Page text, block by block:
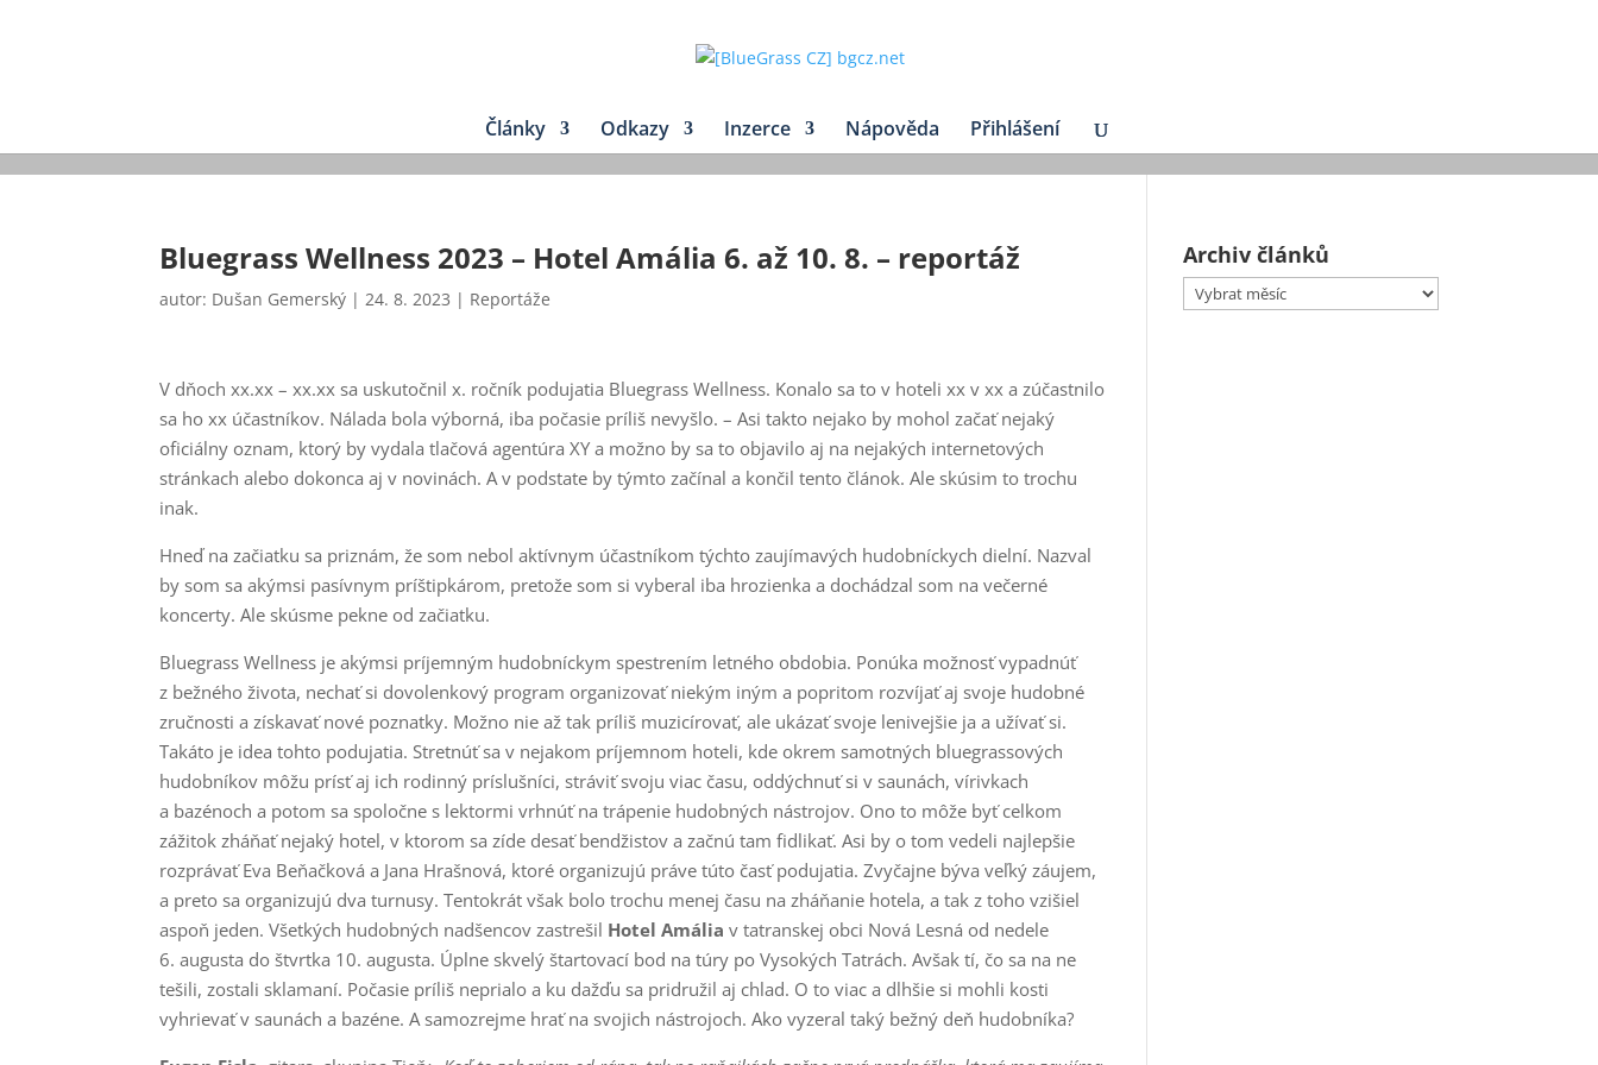
Bluegrass Wellness 2023 – Hotel Amália 6. až 10. 8. – reportáž
autor: Dušan Gemerský |24. 8. 2023 | Reportáže
V dňoch xx.xx – xx.xx sa uskutočnil x. ročník podujatia Bluegrass Wellness. Konalo sa to v hoteli xx v xx a zúčastnilo
sa ho xx účastníkov. Nálada bola výborná, iba počasie príliš nevyšlo. – Asi takto nejako by mohol začať nejaký
oficiálny oznam, ktorý by vydala tlačová agentúra XY a možno by sa to objavilo aj na nejakých internetových
stránkach alebo dokonca aj v novinách. A v podstate by týmto začínal a končil tento článok. Ale skúsim to trochu
inak.
Hneď na začiatku sa priznám, že som nebol aktívnym účastníkom týchto zaujímavých hudobníckych dielní. Nazval
by som sa akýmsi pasívnym príštipkárom, pretože som si vyberal iba hrozienka a dochádzal som na večerné
koncerty. Ale skúsme pekne od začiatku.
Bluegrass Wellness je akýmsi príjemným hudobníckym spestrením letného obdobia. Ponúka možnosť vypadnúť
z bežného života, nechať si dovolenkový program organizovať niekým iným a popritom rozvíjať aj svoje hudobné
zručnosti a získavať nové poznatky. Možno nie až tak príliš muzicírovať, ale ukázať svoje lenivejšie ja a užívať si.
Takáto je idea tohto podujatia. Stretnúť sa v nejakom príjemnom hoteli, kde okrem samotných bluegrassových
hudobníkov môžu prísť aj ich rodinný príslušníci, stráviť svoju viac času, oddýchnuť si v saunách, vírivkach
a bazénoch a potom sa spoločne s lektormi vrhnúť na trápenie hudobných nástrojov. Ono to môže byť celkom
zážitok zháňať nejaký hotel, v ktorom sa zíde desať bendžistov a začnú tam fidlikať. Asi by o tom vedeli najlepšie
rozprávať Eva Beňačková a Jana Hrašnová, ktoré organizujú práve túto časť podujatia. Zvyčajne býva veľký záujem,
a preto sa organizujú dva turnusy. Tentokrát však bolo trochu menej času na zháňanie hotela, a tak z toho vzišiel
aspoň jeden. Všetkých hudobných nadšencov zastrešil Hotel Amália v tatranskej obci Nová Lesná od nedele
6. augusta do štvrtka 10. augusta. Úplne skvelý štartovací bod na túry po Vysokých Tatrách. Avšak tí, čo sa na ne
tešili, zostali sklamaní. Počasie príliš neprialo a ku dažďu sa pridružil aj chlad. O to viac a dlhšie si mohli kosti
vyhrievať v saunách a bazéne. A samozrejme hrať na svojich nástrojoch. Ako vyzeral taký bežný deň hudobníka?
Archiv článků
Archiv